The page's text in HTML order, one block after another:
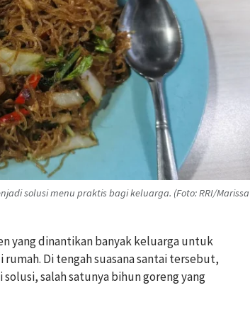
solusi menu praktis bagi keluarga. (Foto: RRI/Marissa
yang dinantikan banyak keluarga untuk
Di tengah suasana santai tersebut,
salah satunya bihun goreng yang